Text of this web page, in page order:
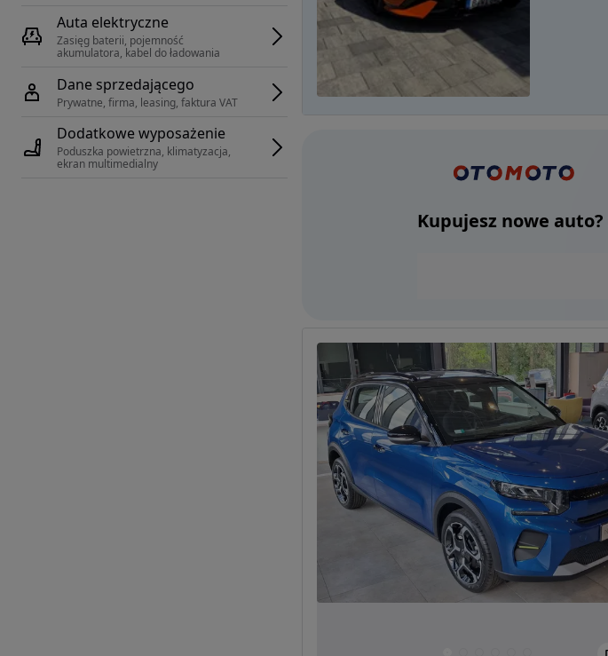
Auta elektryczne
Zasięg baterii, pojemność
akumulatora, kabel do ładowania
Dane sprzedającego
Prywatne, firma, leasing, faktura VAT
Dodatkowe wyposażenie
Poduszka powietrzna, klimatyzacja,
ekran multimedialny
Kupujesz nowe auto?